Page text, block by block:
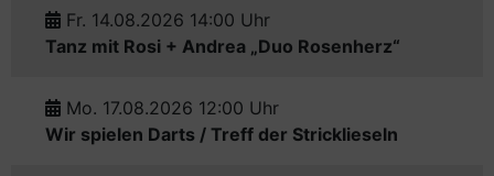
Fr. 14.08.2026 14:00 Uhr
Tanz mit Rosi + Andrea „Duo Rosenherz“
Mo. 17.08.2026 12:00 Uhr
Wir spielen Darts / Treff der Stricklieseln